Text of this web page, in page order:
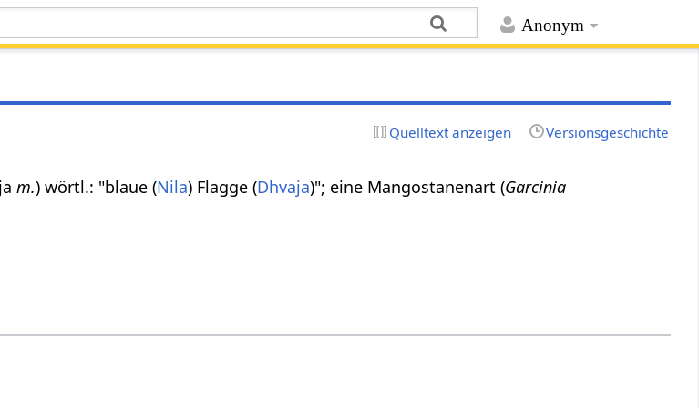
Anonym
Quelltext anzeigen Versionsgeschichte
m.) wörtl.: "blaue (Nila) Flagge (Dhvaja)"; eine Mangostanenart (Garcinia